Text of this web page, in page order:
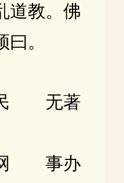
道教。佛
。
无著
事办